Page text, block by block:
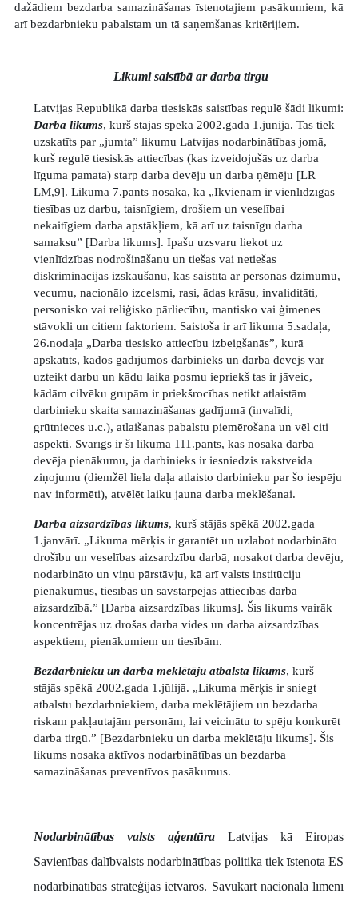
dažādiem bezdarba samazināšanas īstenotajiem pasākumiem, kā
arī bezdarbnieku pabalstam un tā saņemšanas kritērijiem.
Likumi saistībā ar darba tirgu
Latvijas Republikā darba tiesiskās saistības regulē šādi likumi:
Darba likums, kurš stājās spēkā 2002.gada 1.jūnijā. Tas tiek
uzskatīts par „jumta” likumu Latvijas nodarbinātības jomā,
kurš regulē tiesiskās attiecības (kas izveidojušās uz darba
līguma pamata) starp darba devēju un darba ņēmēju [LR
LM,9]. Likuma 7.pants nosaka, ka „Ikvienam ir vienlīdzīgas
tiesības uz darbu, taisnīgiem, drošiem un veselībai
nekaitīgiem darba apstākļiem, kā arī uz taisnīgu darba
samaksu” [Darba likums]. Īpašu uzsvaru liekot uz
vienlīdzības nodrošināšanu un tiešas vai netiešas
diskriminācijas izskaušanu, kas saistīta ar personas dzimumu,
vecumu, nacionālo izcelsmi, rasi, ādas krāsu, invaliditāti,
personisko vai reliģisko pārliecību, mantisko vai ģimenes
stāvokli un citiem faktoriem. Saistoša ir arī likuma 5.sadaļa,
26.nodaļa „Darba tiesisko attiecību izbeigšanās”, kurā
apskatīts, kādos gadījumos darbinieks un darba devējs var
uzteikt darbu un kādu laika posmu iepriekš tas ir jāveic,
kādām cilvēku grupām ir priekšrocības netikt atlaistām
darbinieku skaita samazināšanas gadījumā (invalīdi,
grūtnieces u.c.), atlaišanas pabalstu piemērošana un vēl citi
aspekti. Svarīgs ir šī likuma 111.pants, kas nosaka darba
devēja pienākumu, ja darbinieks ir iesniedzis rakstveida
ziņojumu (diemžēl liela daļa atlaisto darbinieku par šo iespēju
nav informēti), atvēlēt laiku jauna darba meklēšanai.
Darba aizsardzības likums, kurš stājās spēkā 2002.gada
1.janvārī. „Likuma mērķis ir garantēt un uzlabot nodarbināto
drošību un veselības aizsardzību darbā, nosakot darba devēju,
nodarbināto un viņu pārstāvju, kā arī valsts institūciju
pienākumus, tiesības un savstarpējās attiecības darba
aizsardzībā.” [Darba aizsardzības likums]. Šis likums vairāk
koncentrējas uz drošas darba vides un darba aizsardzības
aspektiem, pienākumiem un tiesībām.
Bezdarbnieku un darba meklētāju atbalsta likums, kurš
stājās spēkā 2002.gada 1.jūlijā. „Likuma mērķis ir sniegt
atbalstu bezdarbniekiem, darba meklētājiem un bezdarba
riskam pakļautajām personām, lai veicinātu to spēju konkurēt
darba tirgū.” [Bezdarbnieku un darba meklētāju likums]. Šis
likums nosaka aktīvos nodarbinātības un bezdarba
samazināšanas preventīvos pasākumus.
Nodarbinātības valsts aģentūra
Latvijas kā Eiropas
Savienības dalībvalsts nodarbinātības politika tiek īstenota ES
nodarbinātības stratēģijas ietvaros. Savukārt nacionālā līmenī